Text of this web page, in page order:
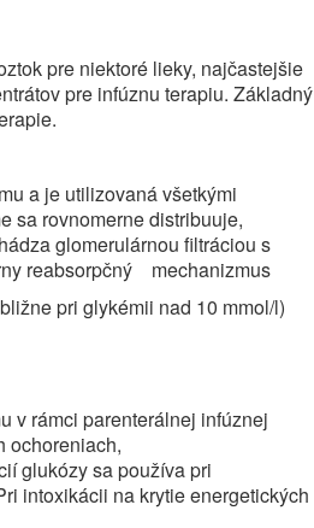
pre niektoré lieky, najčastejšie
pre infúznu terapiu. Základný
a je utilizovaná všetkými
sa rovnomerne distribuuje,
glomerulárnou filtráciou s
reabsorpčný mechanizmus
pri glykémii nad 10 mmol/l)
v rámci parenterálnej infúznej
ochoreniach,
glukózy sa používa pri
intoxikácii na krytie energetických